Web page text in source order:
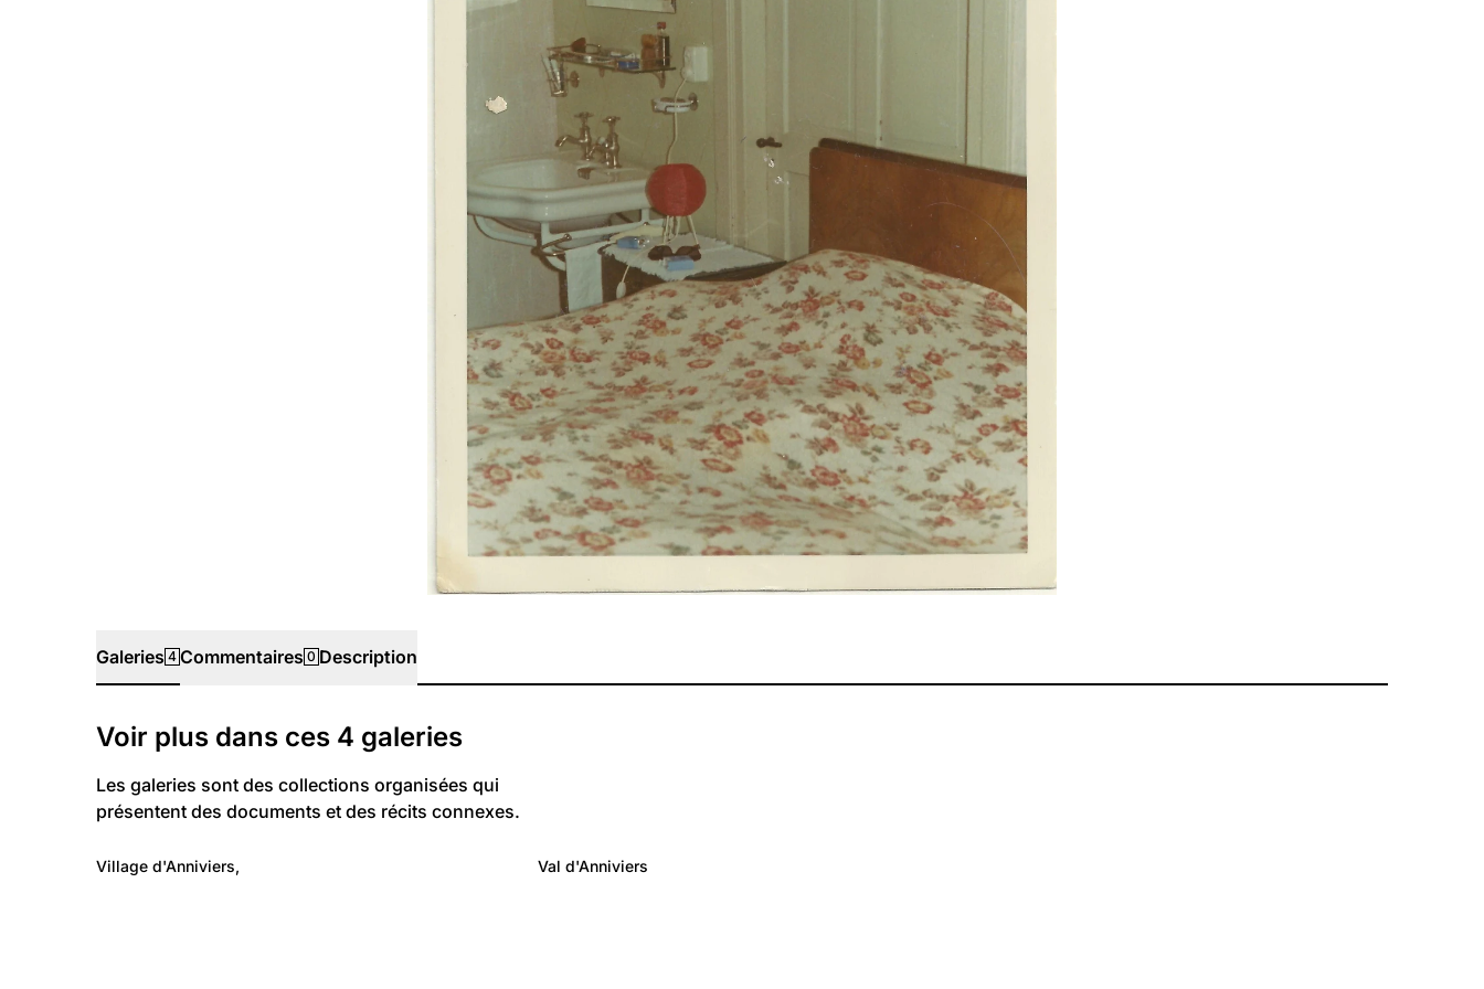
Galeries 4 Commentaires 0 Description
Galeries
Voir plus dans ces 4 galeries
Les galeries sont des collections organisées qui
présentent des documents et des récits connexes.
Lieux: Valais
Village d'Anniviers, Lieux: Valais
Val d'Anniviers